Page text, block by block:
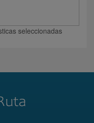
seleccionadas